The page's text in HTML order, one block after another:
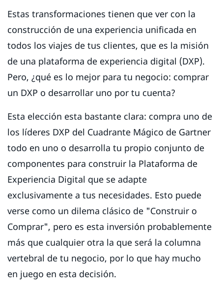
Estas transformaciones tienen que ver con la
construcción de una experiencia unificada en
todos los viajes de tus clientes, que es la misión
de una plataforma de experiencia digital (DXP).
Pero, ¿qué es lo mejor para tu negocio: comprar
un DXP o desarrollar uno por tu cuenta?
Esta elección esta bastante clara: compra uno de
los líderes DXP del Cuadrante Mágico de Gartner
todo en uno o desarrolla tu propio conjunto de
componentes para construir la Plataforma de
Experiencia Digital que se adapte
exclusivamente a tus necesidades. Esto puede
verse como un dilema clásico de "Construir o
Comprar", pero es esta inversión probablemente
más que cualquier otra la que será la columna
vertebral de tu negocio, por lo que hay mucho
en juego en esta decisión.